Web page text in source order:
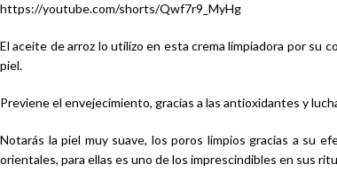
https://youtube.com/shorts/Qwf7r9_MyHg
El aceite de arroz lo utilizo en esta crema limpiadora por su
piel.
Previene el envejecimiento, gracias a las antioxidantes y
Notarás la piel muy suave, los poros limpios gracias a su
orientales, para ellas es uno de los imprescindibles en sus